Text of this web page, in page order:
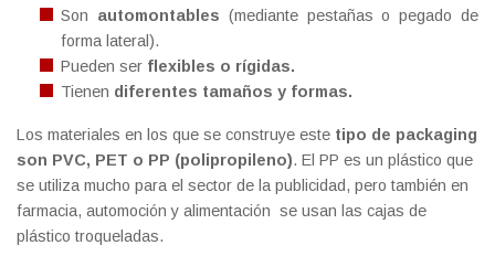
Son automontables (mediante pestañas o pegado de
forma lateral).
Pueden ser flexibles o rígidas.
Tienen diferentes tamaños y formas.
Los materiales en los que se construye este tipo de packaging
son PVC, PET o PP (polipropileno). El PP es un plástico que
se utiliza mucho para el sector de la publicidad, pero también en
farmacia, automoción y alimentación se usan las cajas de
plástico troqueladas.